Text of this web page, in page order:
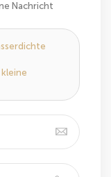
Nachricht